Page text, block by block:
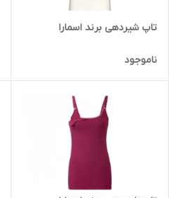
تاپ شیردهی برند اسمارا
ناموجود